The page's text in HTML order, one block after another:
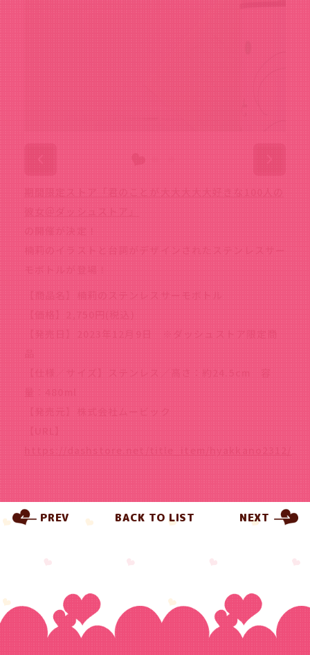
期間限定ストア「君のことが大大大大大好きな100人の
彼女＠ダッシュストア」
の開催が決定！
楠莉のイラストと台詞がデザインされたステンレスサー
モボトルが登場！
【商品名】楠莉のステンレスサーモボトル
【価格】2,750円(税込)
【発売日】2023年12月9日 ※ダッシュストア限定商
品
【仕様／サイズ】ステンレス／高さ：約24.5cm 容
量：480ml
【発売元】株式会社ムービック
【URL】
https://dashstore.net/title_item/hyakkano2312/
PREV BACK TO LIST NEXT